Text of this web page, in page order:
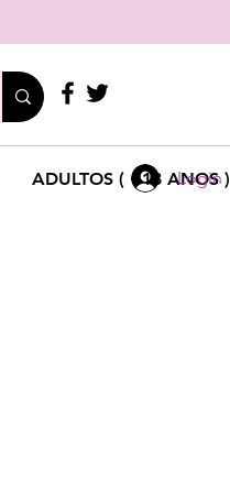
ADULTOS ( +18 ANOS )
Login